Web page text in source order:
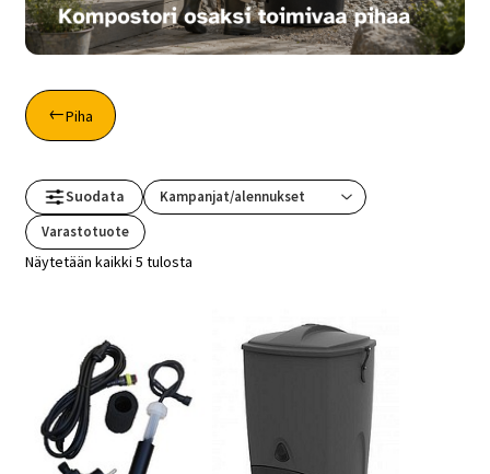
Piha
Suodata
Varastotuote
Näytetään kaikki 5 tulosta